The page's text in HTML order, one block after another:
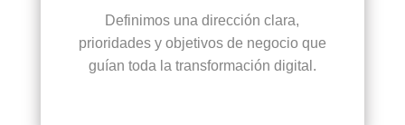
Definimos una dirección clara,
prioridades y objetivos de negocio que
guían toda la transformación digital.